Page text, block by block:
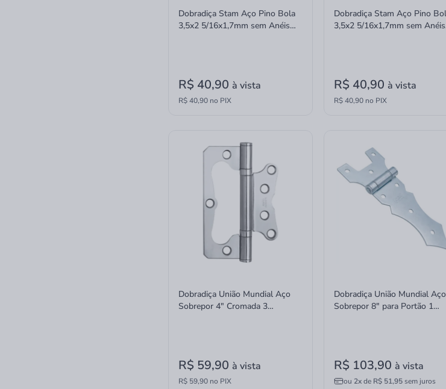
Dobradiça Stam Aço Pino Bola
3,5x2 5/16x1,7mm sem Anéis
R$ 40,90 à vista
R$ 40,90 no PIX
Dobradiça Stam Aço Pino
3,5x2 5/16x1,7mm sem Anéis
R$ 40,90 à vista
R$ 40,90 no PIX
Dobradiça União Mundial Aço
Sobrepor 4" Cromada 3
R$ 59,90 à vista
R$ 59,90 no PIX
Dobradiça União Mundial
Sobrepor 8" para Portão 1
R$ 103,90 à vista
ou 2xde R$ 51,95sem juros